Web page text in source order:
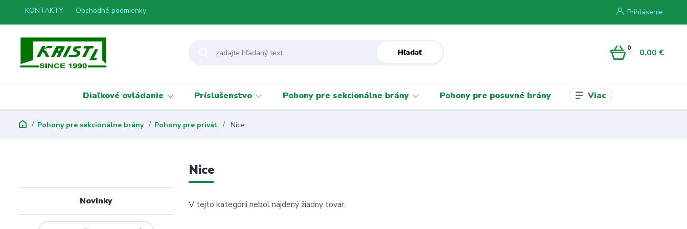
KONTAKTY Obchodné podmienky Prihlásenie
Hľadať 0 0,00 €
Diaľkové ovládanie Príslušenstvo Pohony pre sekcionálne brány Pohony pre posuvné brány Viac
Pohony pre sekcionálne brány Pohony pre privát Nice
Nice
V tejto kategórii nebol nájdený žiadny tovar.
Novinky